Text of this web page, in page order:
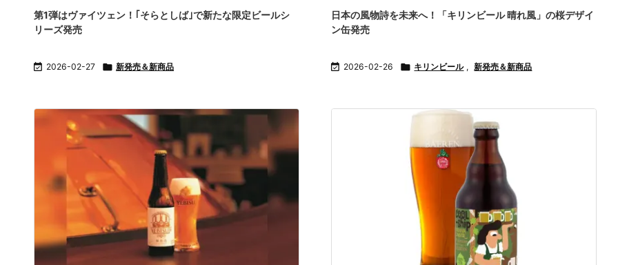
第1弾はヴァイツェン！｢そらとしば｣で新たな限定ビールシ
リーズ発売
 2026-02-27  新発売＆新商品
日本の風物詩を未来へ！「キリンビール 晴れ風」の桜デザイ
ン缶発売
 2026-02-26  キリンビール , 新発売＆新商品